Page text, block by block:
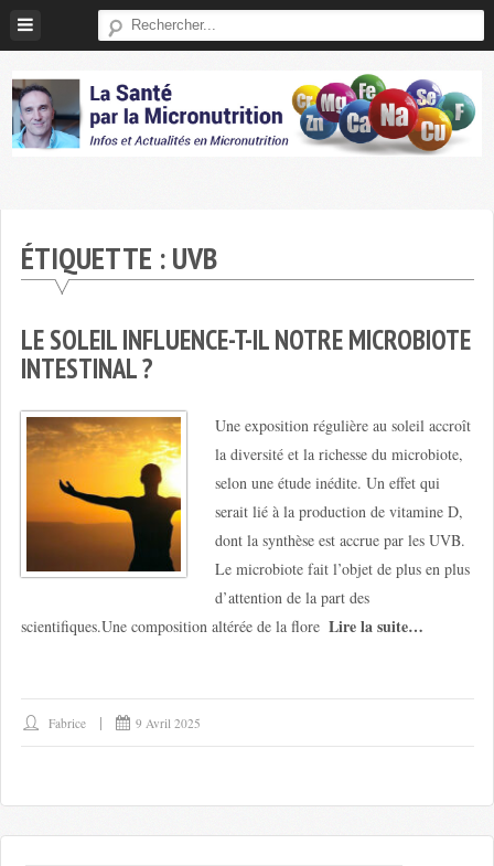
Skip
ÉTIQUETTE :UVB
LE SOLEIL INFLUENCE-T-IL NOTRE MICROBIOTE
INTESTINAL ?
Une exposition régulière au soleil accroît
la diversité et la richesse du microbiote,
selon une étude inédite. Un effet qui
serait lié à la production de vitamine D,
dont la synthèse est accrue par les UVB.
Le microbiote fait l’objet de plus en plus
d’attention de la part des
scientifiques.Une composition altérée de la flore Lire la suite…
Fabrice 9 Avril 2025